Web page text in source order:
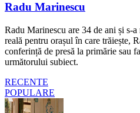
Radu Marinescu
Radu Marinescu are 34 de ani și s-
reală pentru orașul în care trăiește,
conferință de presă la primărie sau
următorului subiect.
RECENTE
POPULARE